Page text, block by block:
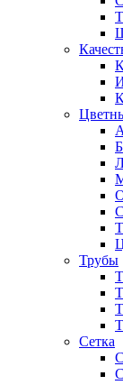
Трубы
Сетка